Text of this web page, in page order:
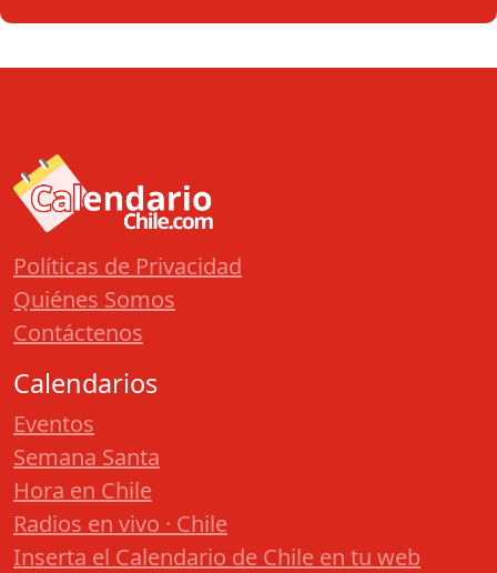
Políticas de Privacidad
Quiénes Somos
Contáctenos
Calendarios
Eventos
Semana Santa
Hora en Chile
Radios en vivo · Chile
Inserta el Calendario de Chile en tu web